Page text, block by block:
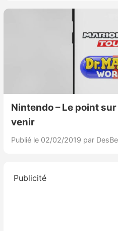
Nintendo – Le point
venir
Publié le 02/02/2019 par
Publicité